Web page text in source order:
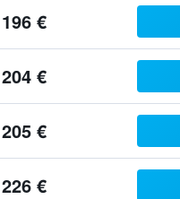
196 €
204 €
205 €
226 €